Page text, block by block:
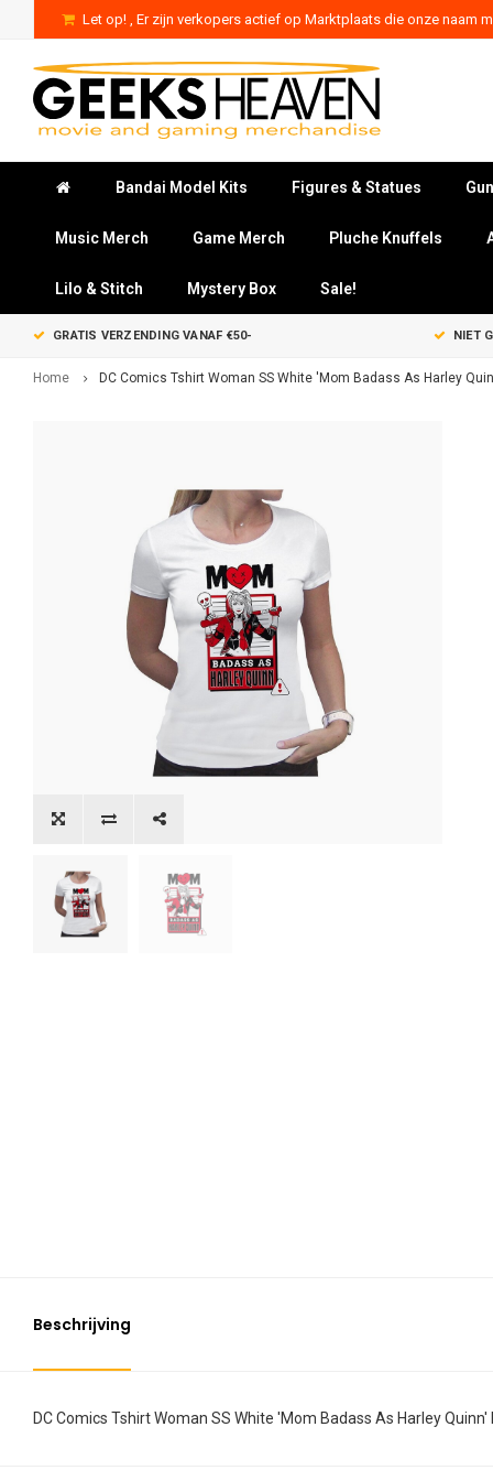
Let op! , Er zijn verkopers actief op Marktplaats die onze naam
Bandai Model Kits Figures & Statues
Music Merch Game Merch Pluche Knuffels
Lilo & Stitch Mystery Box Sale!
GRATIS VERZENDING VANAF €50- NIET
Home DC Comics Tshirt Woman SS White 'Mom Badass As Harley
Beschrijving
DC Comics Tshirt Woman SS White 'Mom Badass As Harley Quinn'